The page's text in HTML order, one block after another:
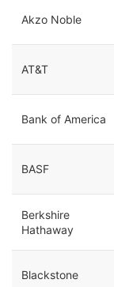
Akzo Noble
AT&T
Bank of America
BASF
Berkshire
Hathaway
Blackstone